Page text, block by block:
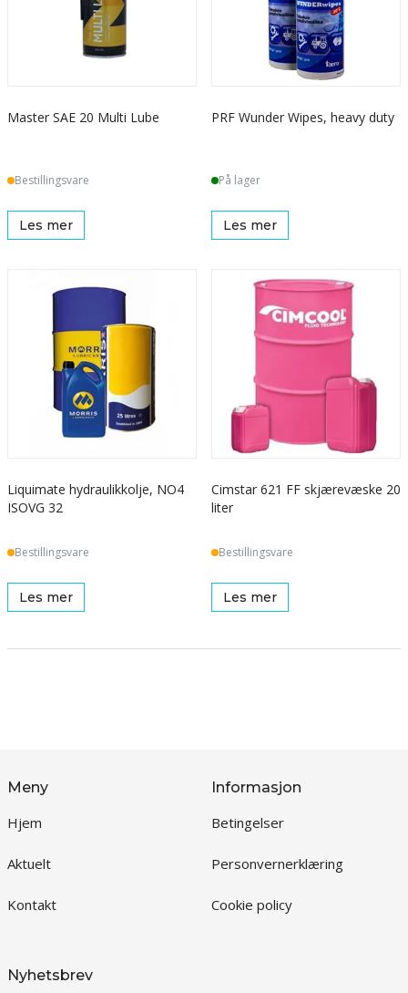
Master SAE 20 Multi Lube
Bestillingsvare
Les mer
PRF Wunder Wipes, heavy duty
På lager
Les mer
Liquimate hydraulikkolje, NO4
ISOVG 32
Bestillingsvare
Les mer
Cimstar 621 FF skjærevæske 20
liter
Bestillingsvare
Les mer
Meny
Hjem
Aktuelt
Kontakt
Informasjon
Betingelser
Personvernerklæring
Cookie policy
Nyhetsbrev